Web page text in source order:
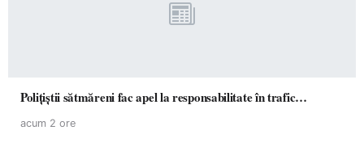
Polițiștii sătmăreni fac apel la responsabilitate în trafic…
acum 2 ore